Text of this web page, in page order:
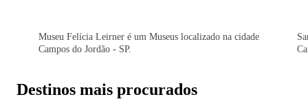
Museu Felícia Leirner é um Museus localizado na cidade
Campos do Jordão - SP.
Destinos mais procurados